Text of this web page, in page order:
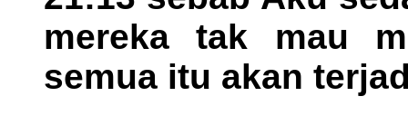
mereka tak mau
semua itu akan